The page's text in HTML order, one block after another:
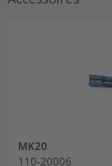
MK20
110-20006